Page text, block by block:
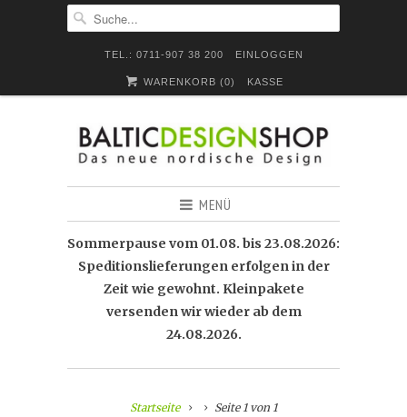
TEL.: 0711-907 38 200 EINLOGGEN
WARENKORB (0) KASSE
MENÜ
Sommerpause vom 01.08. bis 23.08.2026:
Speditionslieferungen erfolgen in der
Zeit wie gewohnt. Kleinpakete
versenden wir wieder ab dem
24.08.2026.
Startseite Seite 1 von 1